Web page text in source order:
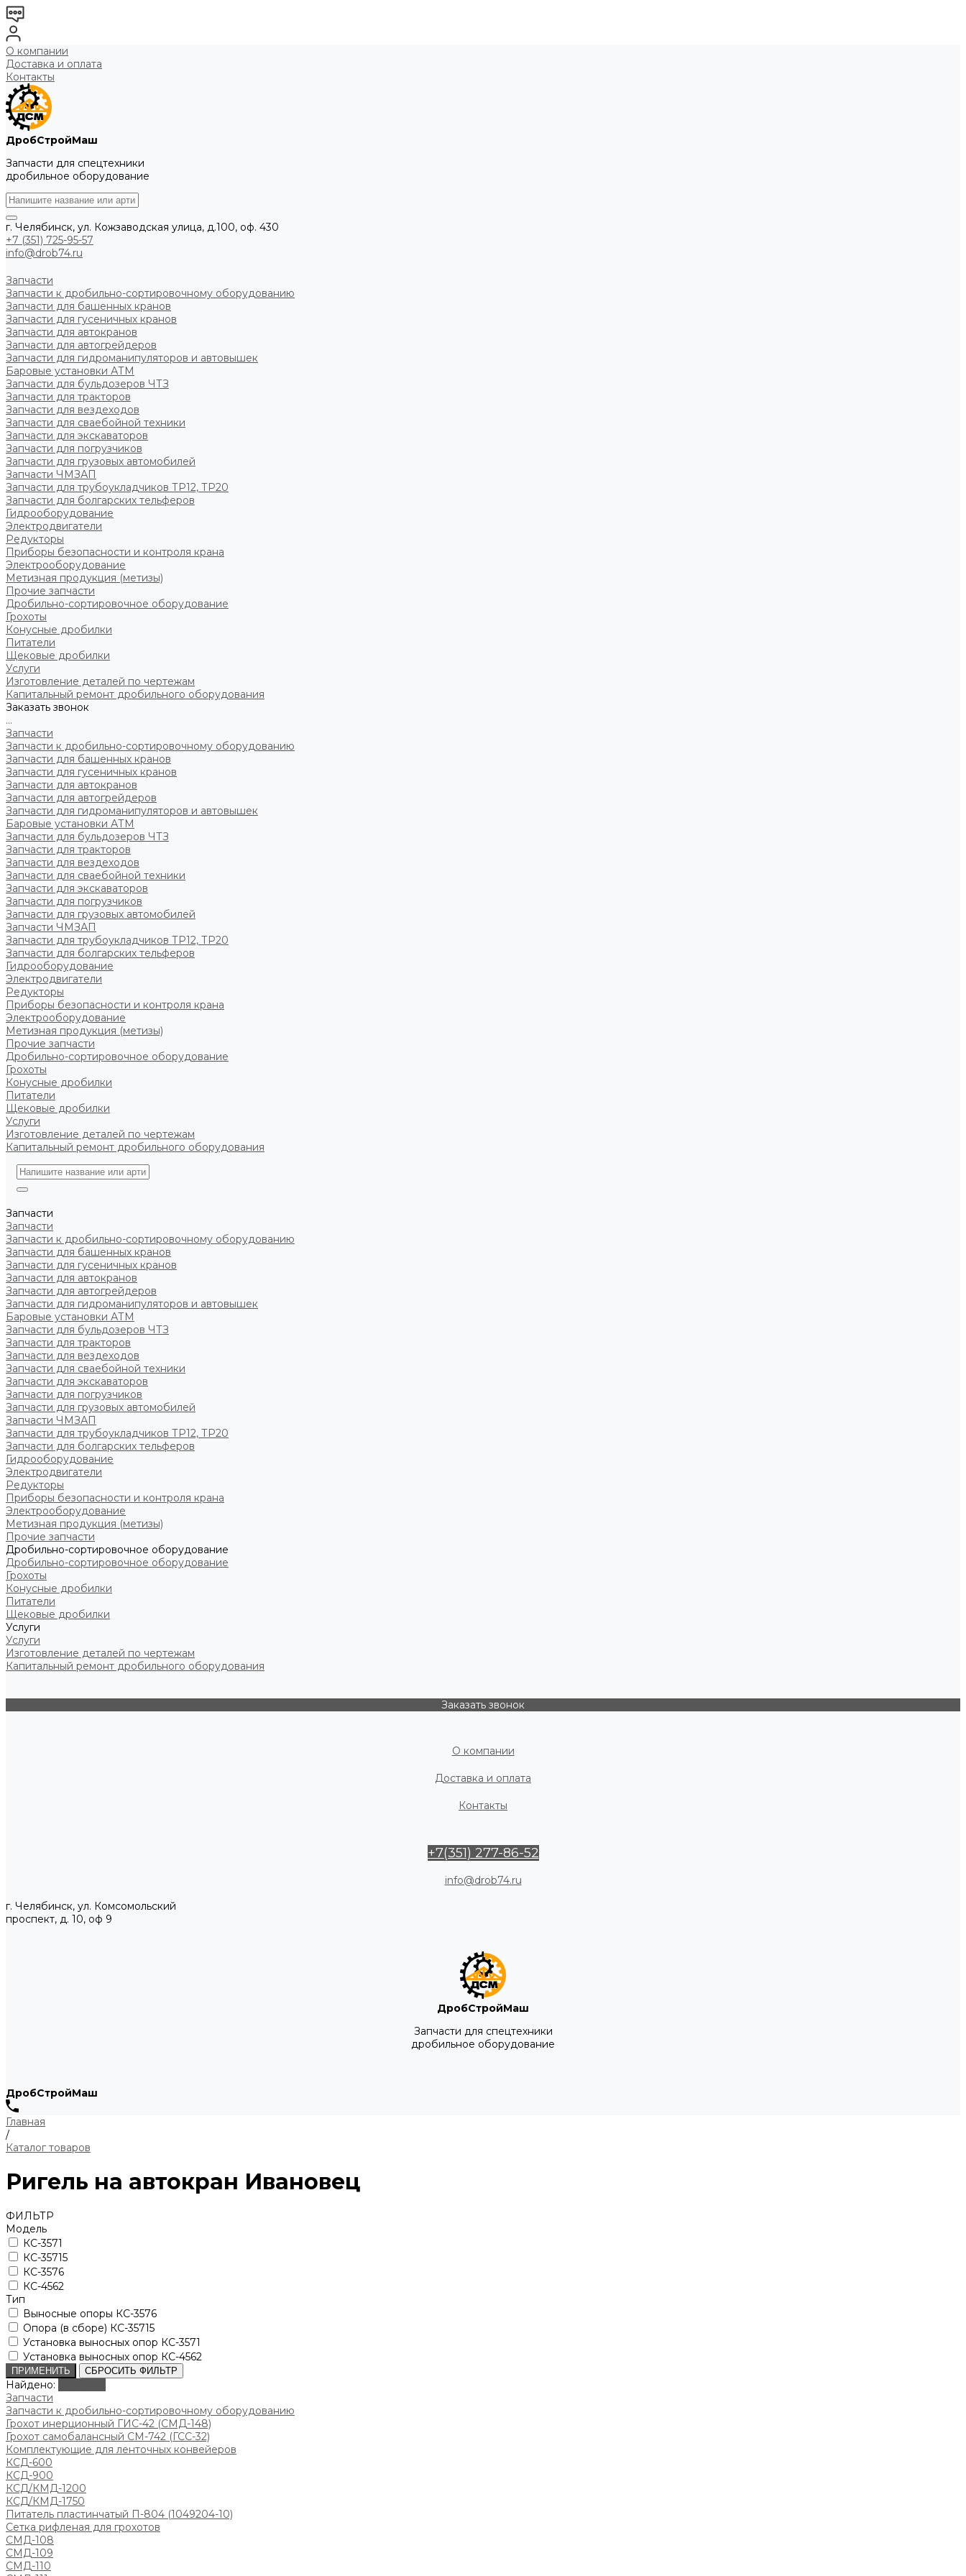
О компании
Доставка и оплата
Контакты
ДробСтройМаш
Запчасти для спецтехники
дробильное оборудование
г. Челябинск, ул. Кожзаводская улица, д.100, оф. 430
+7 (351) 725-95-57
info@drob74.ru
Запчасти
Запчасти к дробильно-сортировочному оборудованию
Запчасти для башенных кранов
Запчасти для гусеничных кранов
Запчасти для автокранов
Запчасти для автогрейдеров
Запчасти для гидроманипуляторов и автовышек
Баровые установки АТМ
Запчасти для бульдозеров ЧТЗ
Запчасти для тракторов
Запчасти для вездеходов
Запчасти для сваебойной техники
Запчасти для экскаваторов
Запчасти для погрузчиков
Запчасти для грузовых автомобилей
Запчасти ЧМЗАП
Запчасти для трубоукладчиков ТР12, ТР20
Запчасти для болгарских тельферов
Гидрооборудование
Электродвигатели
Редукторы
Приборы безопасности и контроля крана
Электрооборудование
Метизная продукция (метизы)
Прочие запчасти
Дробильно-сортировочное оборудование
Грохоты
Конусные дробилки
Питатели
Щековые дробилки
Услуги
Изготовление деталей по чертежам
Капитальный ремонт дробильного оборудования
Заказать звонок
...
Запчасти
Запчасти к дробильно-сортировочному оборудованию
Запчасти для башенных кранов
Запчасти для гусеничных кранов
Запчасти для автокранов
Запчасти для автогрейдеров
Запчасти для гидроманипуляторов и автовышек
Баровые установки АТМ
Запчасти для бульдозеров ЧТЗ
Запчасти для тракторов
Запчасти для вездеходов
Запчасти для сваебойной техники
Запчасти для экскаваторов
Запчасти для погрузчиков
Запчасти для грузовых автомобилей
Запчасти ЧМЗАП
Запчасти для трубоукладчиков ТР12, ТР20
Запчасти для болгарских тельферов
Гидрооборудование
Электродвигатели
Редукторы
Приборы безопасности и контроля крана
Электрооборудование
Метизная продукция (метизы)
Прочие запчасти
Дробильно-сортировочное оборудование
Грохоты
Конусные дробилки
Питатели
Щековые дробилки
Услуги
Изготовление деталей по чертежам
Капитальный ремонт дробильного оборудования
Запчасти
Запчасти
Запчасти к дробильно-сортировочному оборудованию
Запчасти для башенных кранов
Запчасти для гусеничных кранов
Запчасти для автокранов
Запчасти для автогрейдеров
Запчасти для гидроманипуляторов и автовышек
Баровые установки АТМ
Запчасти для бульдозеров ЧТЗ
Запчасти для тракторов
Запчасти для вездеходов
Запчасти для сваебойной техники
Запчасти для экскаваторов
Запчасти для погрузчиков
Запчасти для грузовых автомобилей
Запчасти ЧМЗАП
Запчасти для трубоукладчиков ТР12, ТР20
Запчасти для болгарских тельферов
Гидрооборудование
Электродвигатели
Редукторы
Приборы безопасности и контроля крана
Электрооборудование
Метизная продукция (метизы)
Прочие запчасти
Дробильно-сортировочное оборудование
Дробильно-сортировочное оборудование
Грохоты
Конусные дробилки
Питатели
Щековые дробилки
Услуги
Услуги
Изготовление деталей по чертежам
Капитальный ремонт дробильного оборудования
Заказать звонок
О компании
Доставка и оплата
Контакты
+7(351) 277-86-52
info@drob74.ru
г. Челябинск, ул. Комсомольский
проспект, д. 10, оф 9
ДробСтройМаш
Запчасти для спецтехники
дробильное оборудование
ДробСтройМаш
Главная
/
Каталог товаров
Ригель на автокран Ивановец
ФИЛЬТР
Модель
КС-3571
КС-35715
КС-3576
КС-4562
Тип
Выносные опоры КС-3576
Опора (в сборе) КС-35715
Установка выносных опор КС-3571
Установка выносных опор КС-4562
ПРИМЕНИТЬ СБРОСИТЬ ФИЛЬТР
Найдено:
Запчасти
Запчасти к дробильно-сортировочному оборудованию
Грохот инерционный ГИС-42 (СМД-148)
Грохот самобалансный СМ-742 (ГСС-32)
Комплектующие для ленточных конвейеров
КСД-600
КСД-900
КСД/КМД-1200
КСД/КМД-1750
Питатель пластинчатый П-804 (1049204-10)
Сетка рифленая для грохотов
СМД-108
СМД-109
СМД-110